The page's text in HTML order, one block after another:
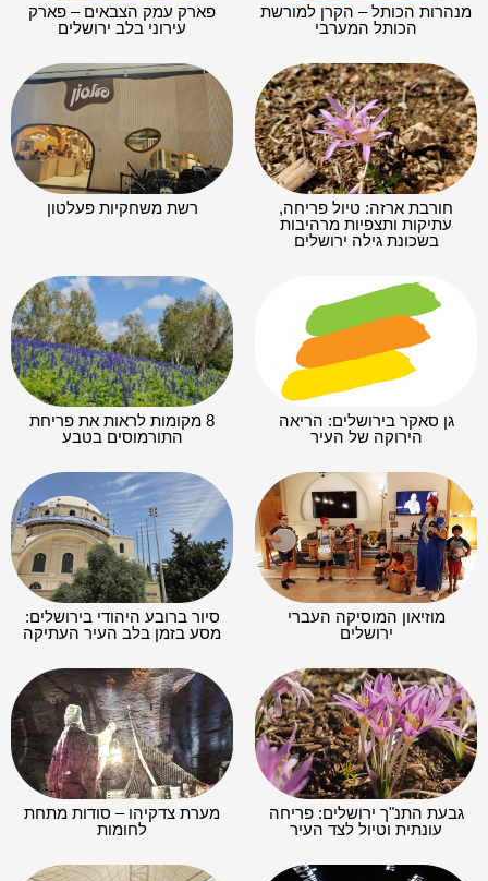
מנהרות הכותל – הקרן למורשת
הכותל המערבי
פארק עמק הצבאים – פארק
עירוני בלב ירושלים
חורבת ארזה: טיול פריחה,
עתיקות ותצפיות מרהיבות
בשכונת גילה ירושלים
רשת משחקיות פעלטון
גן סאקר בירושלים: הריאה
הירוקה של העיר
8 מקומות לראות את פריחת
התורמוסים בטבע
מוזיאון המוסיקה העברי
ירושלים
סיור ברובע היהודי בירושלים:
מסע בזמן בלב העיר העתיקה
גבעת התנ"ך ירושלים: פריחה
עונתית וטיול לצד העיר
מערת צדקיהו – סודות מתחת
לחומות